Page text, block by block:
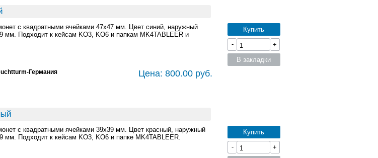
с квадратными ячейками 47x47 мм. Цвет синий, наружный
мм. Подходит к кейсам KO3, KO6 и папкам MK4TABLEER и
Германия
Цена: 800.00 руб.
Купить
-
+
В закладки
с квадратными ячейками 39x39 мм. Цвет красный, наружный
мм. Подходит к кейсам KO3, KO6 и папке MK4TABLEER.
Купить
-
+